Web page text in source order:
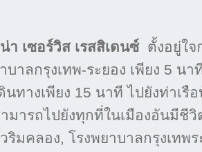
า เซอร์วิส เรสสิเดนซ์ ตั้งอยู่ใ
าบาลกรุงเทพ-ระยอง เพียง 5
นทางเพียง 15 นาที ไปยังท่าเรื
มารถไปยังทุกที่ในเมืองอันมีชี
ริมคลอง, โรงพยาบาลกรุงเทพ